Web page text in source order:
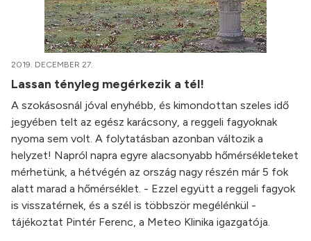
2019. DECEMBER 27.
Lassan tényleg megérkezik a tél!
A szokásosnál jóval enyhébb, és kimondottan szeles idő
jegyében telt az egész karácsony, a reggeli fagyoknak
nyoma sem volt. A folytatásban azonban változik a
helyzet! Napról napra egyre alacsonyabb hőmérsékleteket
mérhetünk, a hétvégén az ország nagy részén már 5 fok
alatt marad a hőmérséklet. - Ezzel együtt a reggeli fagyok
is visszatérnek, és a szél is többször megélénkül -
tájékoztat Pintér Ferenc, a Meteo Klinika igazgatója.